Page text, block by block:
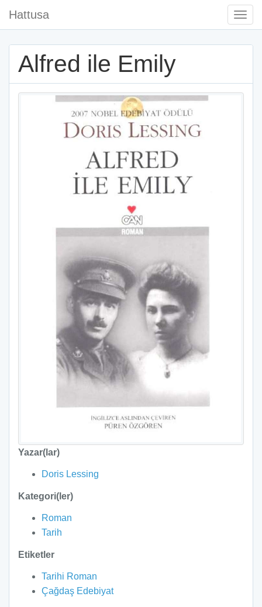
Hattusa
Alfred ile Emily
Yazar(lar)
Doris Lessing
Kategori(ler)
Roman
Tarih
Etiketler
Tarihi Roman
Çağdaş Edebiyat